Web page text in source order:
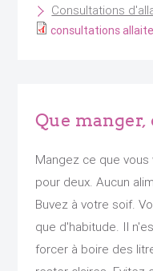
Consultations
consultations
Que manger,
Mangez ce que
pour deux. Aucun
Buvez à votre soif.
que d'habitude. Il
forcer à boire des